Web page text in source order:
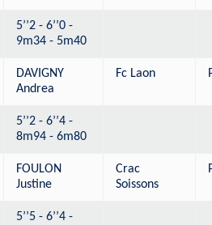
5’’2 - 6’’0 -
9m34 - 5m40
DAVIGNY
Andrea
Fc Laon
5’’2 - 6’’4 -
8m94 - 6m80
FOULON
Justine
Crac
Soissons
5’’5 - 6’’4 -